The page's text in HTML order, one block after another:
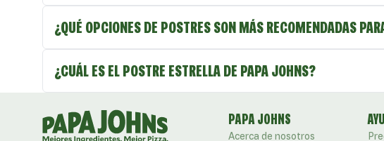
¿QUÉ OPCIONES DE POSTRES SON MÁS RECOMENDADAS
¿CUÁL ES EL POSTRE ESTRELLA DE PAPA JOHNS?
PAPA JOHNS
Acerca de nosotros